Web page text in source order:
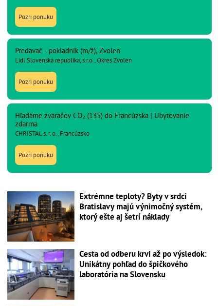
Pozri ponuku
Predavač - pokladník (m/ž), Zvolen
Lidl Slovenská republika, s.r.o., Okres Zvolen
Pozri ponuku
Hľadáme zváračov CO₂ (135) do Francúzska | Ubytovanie
zdarma
CHRISTAL s. r. o., Francúzsko
Pozri ponuku
Extrémne teploty? Byty v srdci
Bratislavy majú výnimočný systém,
ktorý ešte aj šetrí náklady
Cesta od odberu krvi až po výsledok:
Unikátny pohľad do špičkového
laboratória na Slovensku